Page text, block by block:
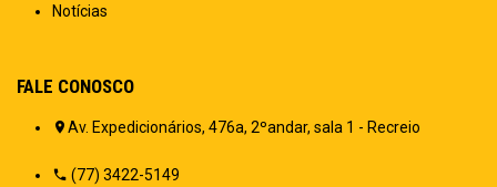
Notícias
FALE CONOSCO
Av. Expedicionários, 476a, 2ºandar, sala 1 - Recreio
(77) 3422-5149